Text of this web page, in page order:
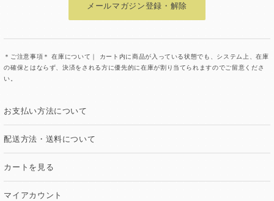
メールマガジン登録・解除
＊ご注意事項＊ 在庫について｜ カート内に商品が入っている状態でも、システム上、在庫
の確保とはならず、決済をされる方に優先的に在庫が割り当てられますのでご留意くださ
い。
お支払い方法について
配送方法・送料について
カートを見る
マイアカウント